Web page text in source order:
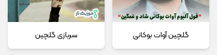
گلچین آوات بوکانی سربازی گلچین